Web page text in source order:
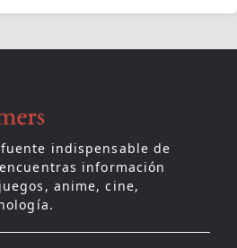
fuente indispensable de
información
anime, cine,